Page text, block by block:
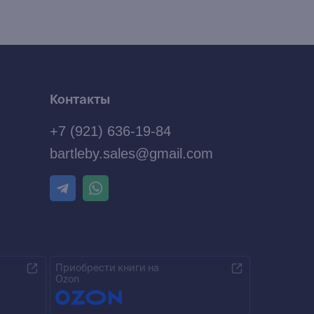
Контакты
+7 (921) 636-19-84
bartleby.sales@gmail.com
Приобрести книги на
Ozon